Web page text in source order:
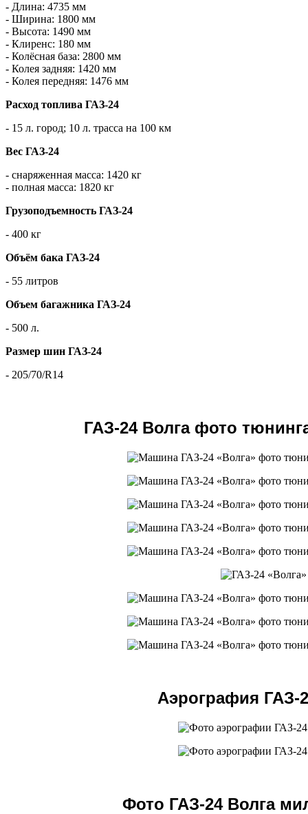
- Длина: 4735 мм
- Ширина: 1800 мм
- Высота: 1490 мм
- Клиренс: 180 мм
- Колёсная база: 2800 мм
- Колея задняя: 1420 мм
- Колея передняя: 1476 мм
Расход топлива ГАЗ-24
- 15 л. город; 10 л. трасса на 100 км
Вес ГАЗ-24
- снаряженная масса: 1420 кг
- полная масса: 1820 кг
Грузоподъемность ГАЗ-24
- 400 кг
Объём бака ГАЗ-24
- 55 литров
Объем багажника ГАЗ-24
- 500 л.
Размер шин ГАЗ-24
- 205/70/R14
ГАЗ-24 Волга фото
Аэрография ГАЗ-
Фото ГАЗ-24 Волга